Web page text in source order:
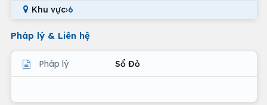
Khu vực›6
Pháp lý & Liên hệ
Pháp lý Sổ Đỏ